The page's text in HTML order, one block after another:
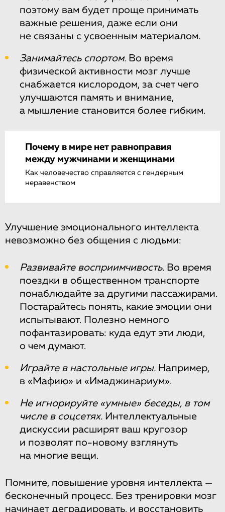
поэтому вам будет проще принимать
важные решения, даже если они
не связаны с усвоенным материалом.
Занимайтесь спортом. Во время
физической активности мозг лучше
снабжается кислородом, за счет чего
улучшаются память и внимание,
а мышление становится более гибким.
Почему в мире нет равноправия
между мужчинами и женщинами
Как человечество справляется с гендерным
неравенством
Улучшение эмоционального интеллекта
невозможно без общения с людьми:
Развивайте восприимчивость. Во время
поездки в общественном транспорте
понаблюдайте за другими пассажирами.
Постарайтесь понять, какие эмоции они
испытывают. Полезно немного
пофантазировать: куда едут эти люди,
о чем думают.
Играйте в настольные игры. Например,
в «Мафию» и «Имаджинариум».
Не игнорируйте «умные» беседы, в том
числе в соцсетях. Интеллектуальные
дискуссии расширят ваш кругозор
и позволят по-новому взглянуть
на многие вещи.
Помните, повышение уровня интеллекта —
бесконечный процесс. Без тренировки мозг
начинает деградировать, и восстановить